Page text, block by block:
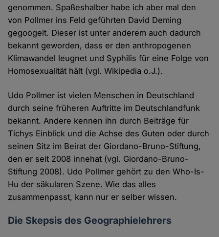
genommen. Spaßeshalber habe ich aber mal den
von Pollmer ins Feld geführten David Deming
gegoogelt. Dieser ist unter anderem auch dadurch
bekannt geworden, dass er den anthropogenen
Klimawandel leugnet und Syphilis für eine Folge von
Homosexualität hält (vgl. Wikipedia o.J.).
Udo Pollmer ist vielen Menschen in Deutschland
durch seine früheren Auftritte im Deutschlandfunk
bekannt. Andere kennen ihn durch Beiträge für
Tichys Einblick und die Achse des Guten oder durch
seinen Sitz im Beirat der Giordano-Bruno-Stiftung,
den er seit 2008 innehat (vgl. Giordano-Bruno-
Stiftung 2008). Udo Pollmer gehört zu den Who-Is-
Hu der säkularen Szene. Wie das alles
zusammenpasst, kann nur er selber wissen.
Die Skepsis des Geographielehrers